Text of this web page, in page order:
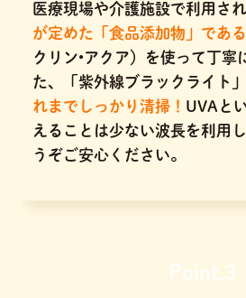
医療現場や介護施設で利用さ
が定めた「食品添加物」であ
クリン•アクア）を使って丁寧
た、「紫外線ブラックライト
れまでしっかり清掃！ UVAと
えることは少ない波長を利用
うぞご安心ください。
Point.3